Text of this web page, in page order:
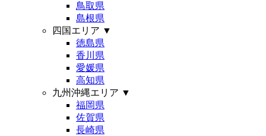
鳥取県
島根県
四国エリア ▼
徳島県
香川県
愛媛県
高知県
九州沖縄エリア ▼
福岡県
佐賀県
長崎県